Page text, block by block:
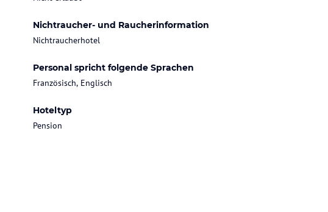
Nichtraucher- und Raucherinformation
Nichtraucherhotel
Personal spricht folgende Sprachen
Französisch, Englisch
Hoteltyp
Pension